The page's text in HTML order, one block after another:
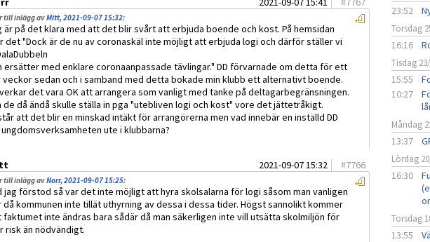
till inlägg avMitt, 2021-09-07 15:32:
är på det klara med att det blir svårt att erbjuda boende och kost. På hemsidan
det "Dock är de nu av coronaskäl inte möjligt att erbjuda logi och därför ställer vi
ersätter med enklare coronaanpassade tävlingar." DD förvarnade om detta för ett
veckor sedan och i samband med detta bokade min klubb ett alternativt boende.
det vara OK att arrangera som vanligt med tanke på deltagarbegränsningen.
de då ändå skulle ställa in pga "utebliven logi och kost" vore det jättetråkigt.
att det blir en minskad intäkt för arrangörerna men vad innebär en inställd DD
ute i klubbarna?
2021-09-07 15:32 #7766
till inlägg avNorr, 2021-09-07 15:25:
jag förstod så var det inte möjligt att hyra skolsalarna för logi såsom man vanligen
då kommunen inte tillät uthyrning av dessa i dessa tider. Högst sannolikt kommer
faktumet inte ändras bara sådär då man säkerligen inte vill utsätta skolmiljön för
risk än nödvändigt.
23:52
Torsdag
16:16
Tisdag
15:55
10:27
Måndag
13:37
Lördag
16:30
Torsdag
13:55